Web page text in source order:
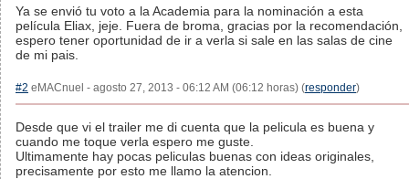
Ya se envió tu voto a la Academia para la nominación a esta
película Eliax, jeje. Fuera de broma, gracias por la recomendación,
espero tener oportunidad de ir a verla si sale en las salas de cine
de mi pais.
#2 eMACnuel - agosto 27, 2013 - 06:12 AM (06:12 horas) (responder)
Desde que vi el trailer me di cuenta que la pelicula es buena y
cuando me toque verla espero me guste.
Ultimamente hay pocas peliculas buenas con ideas originales,
precisamente por esto me llamo la atencion.